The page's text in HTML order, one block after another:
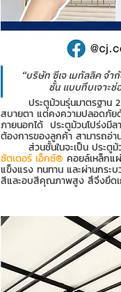
“บริษัท ซีเจ เมทัลลิค จ
ชั้น แบบทึบเจาะ
สบายตา แต่คงความปลอดภัย
ภายนอกได้  ประตูม้วนโปร่งมี
ต้องการของลูกค้า สามารถอ่า
ส่วนชั้นในจะเป็น ประ
ชัตเตอร์ เอ็กซ์® คอยล์เหล็กแ
แข็งแรง ทนทาน และผ่านกระ
สีและอบสีคุณภาพสูง สึจึงยึดเ